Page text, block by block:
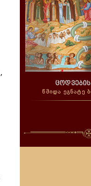
წმიდა ეგნატე